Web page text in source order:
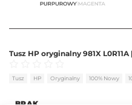
Tusz HP oryginalny 981X
Tusz HP Oryginalny 100% Nowy